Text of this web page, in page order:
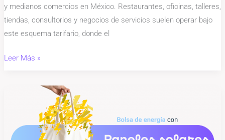
y medianos comercios en México. Restaurantes, oficinas, talleres,
tiendas, consultorios y negocios de servicios suelen operar bajo
este esquema tarifario, donde el
Negocio
Leer Más »